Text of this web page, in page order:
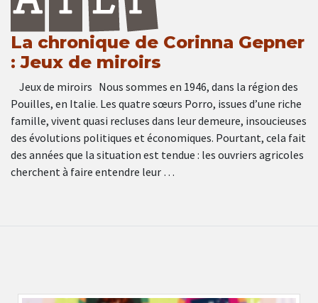
La chronique de Corinna Gepner
: Jeux de miroirs
Jeux de miroirs Nous sommes en 1946, dans la région des
Pouilles, en Italie. Les quatre sœurs Porro, issues d’une riche
famille, vivent quasi recluses dans leur demeure, insoucieuses
des évolutions politiques et économiques. Pourtant, cela fait
des années que la situation est tendue : les ouvriers agricoles
cherchent à faire entendre leur …